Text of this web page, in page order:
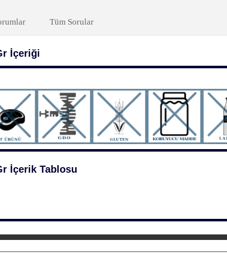
Tüm Sorular
İçeriği
İçerik Tablosu